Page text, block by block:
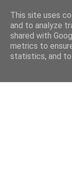
This site uses
and to analyze
shared with
metrics to
statistics, and